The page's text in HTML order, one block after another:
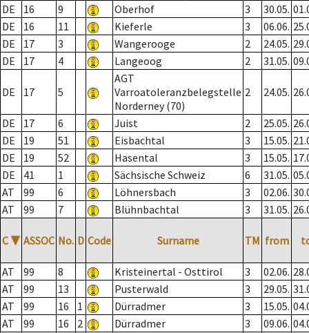
DE
16 9 Oberhof 3 30.05.
DE
16 11 Kieferle 3 06.06.
DE
17 3 Wangerooge 2 24.05.
DE
17 4 Langeoog 2 31.05.
DE 17 5
AGT
Varroatoleranzbelegstelle
Norderney (70)
2 24.05.
DE 17 6 Juist 2 25.05.
DE
19 51 Eisbachtal 3 15.05.
DE
19 52 Hasental 3 15.05.
DE
41 1 Sächsische Schweiz 6 31.05.
AT
99 6 Löhnersbach 3 02.06.
AT
99 7 Blühnbachtal 3 31.05.
C ▼ ASSOC No. D Code Surname TM from
AT 99 8 Kristeinertal - Osttirol 3 02.06.
AT
99 13 Pusterwald 3 29.05.
AT
99 16 1 Dürradmer 3 15.05.
AT
99 16 2 Dürradmer 3 09.06.